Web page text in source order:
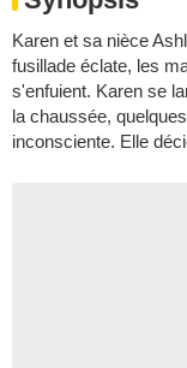
Karen et sa nièce
fusillade éclate, les
s'enfuient. Karen se
la chaussée,
inconsciente. Elle